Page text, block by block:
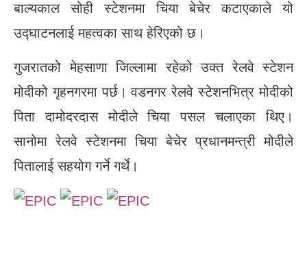
बाल्यकाल सोही स्टेशनमा चिया बेचेर कटाएकाले यो
उद्घाटनलाई महत्वका साथ हेरिएको छ।
गुजरातको मेहसाणा जिल्लामा रहेको उक्त रेलवे स्टेशन
मोदीको गृहनगरमा पर्छ। वडनगर रेलवे स्टेशनभित्र मोदीको
पिता दामोदरदास मोदीले चिया पसल चलाएका थिए।
सानोमा रेलवे स्टेशनमा चिया बेचेर प्रधानमन्त्री मोदीले
पितालाई सहयोग गर्ने गर्थे।